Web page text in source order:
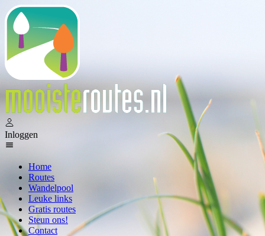
Inloggen
Home
Routes
Wandelpool
Leuke links
Gratis routes
Steun ons!
Contact